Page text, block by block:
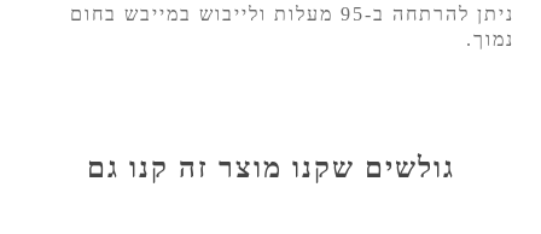
ניתן להרתחה ב-95 מעלות ולייבוש במייבש בחום
נמוך.
גולשים שקנו מוצר זה קנו גם